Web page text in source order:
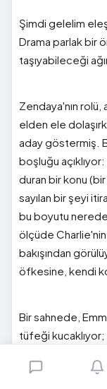
Şimdi gelelim
Drama parlak bir
taşıyabileceği
Zendaya'nın rolü,
elden ele
aday göstermiş.
boşluğu
duran bir konu (bir
sayılan bir şeyi
bu boyutu
ölçüde
bakışından
öfkesine, kendi
Bir sahnede,
tüfeği
tersyüzünden
merakı